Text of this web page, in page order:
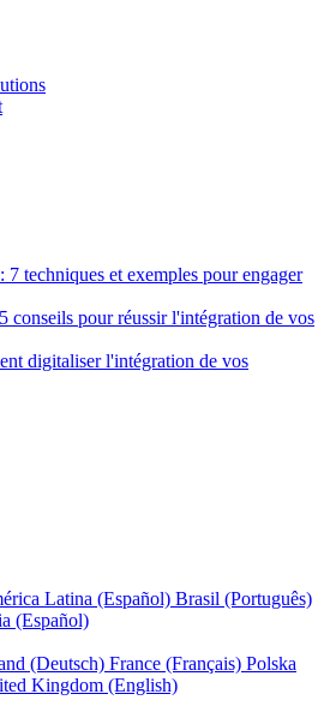
techniques et exemples pour engager
conseils pour réussir l'intégration de vos
digitaliser l'intégration de vos
Latina (Español) Brasil (Português)
(Español)
(Deutsch) France (Français) Polska
Kingdom (English)